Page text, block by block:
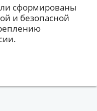
сформированы
и безопасной